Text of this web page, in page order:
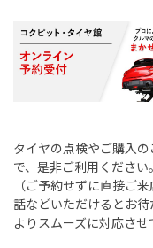
タイヤの点検やご購入の
で、是非ご利用ください。
（ご予約せずに直接ご
話などいただけるとお待
よりスムーズに対応させ